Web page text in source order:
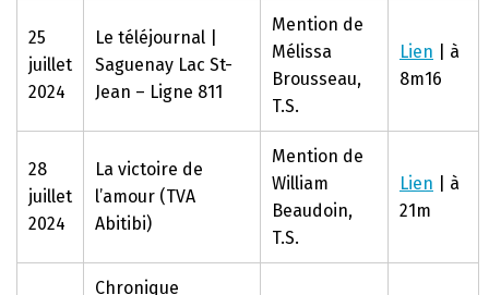
25
juillet
2024
Le téléjournal |
Saguenay Lac St-
Jean – Ligne 811
Mention de
Mélissa
Brousseau,
T.S.
Lien | à
8m16
28
juillet
2024
La victoire de
l’amour (TVA
Abitibi)
Mention de
William
Beaudoin,
T.S.
Lien | à
21m
Chronique